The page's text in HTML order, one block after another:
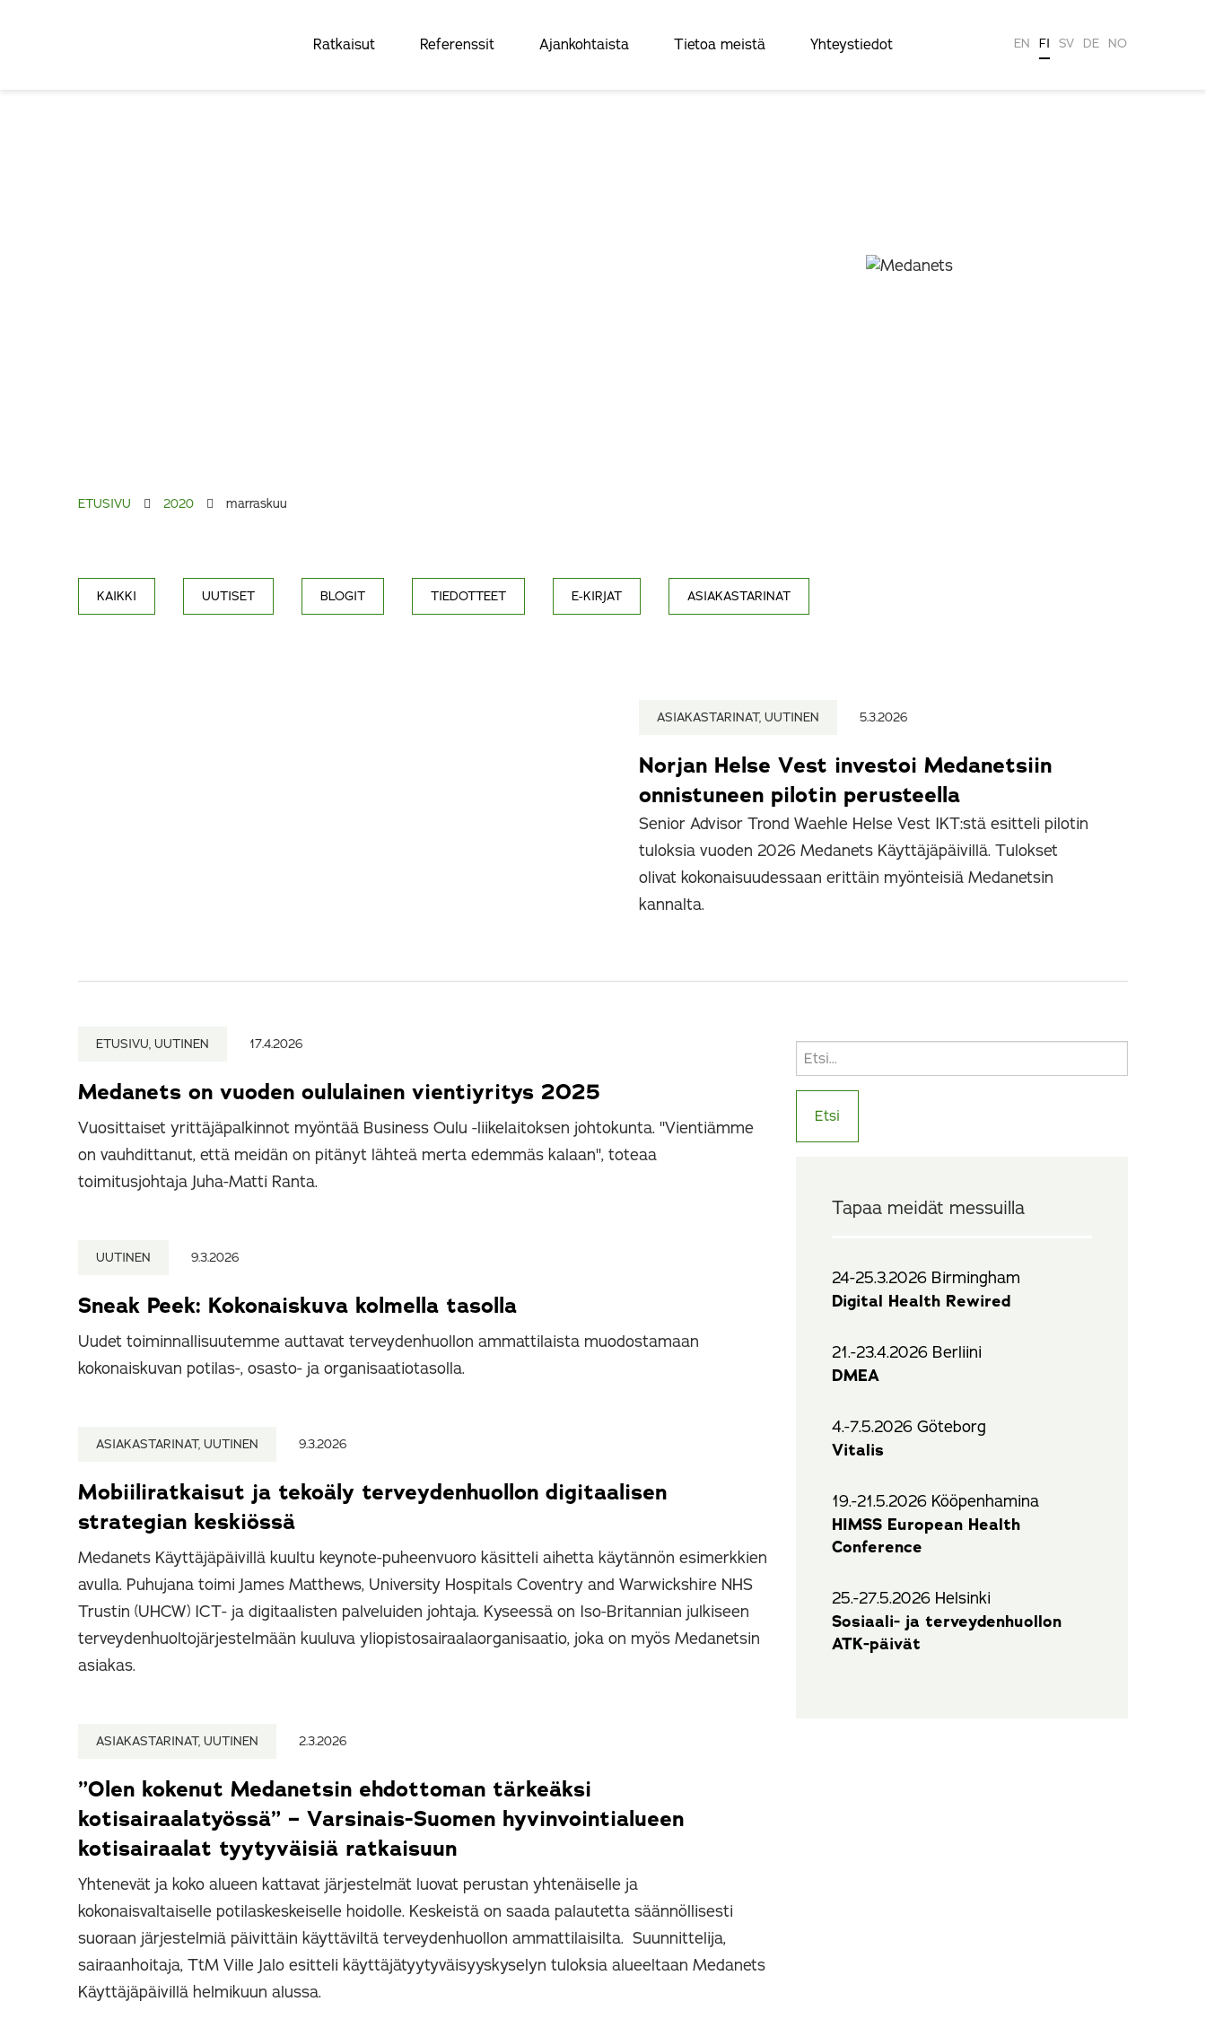
Ratkaisut Referenssit Ajankohtaista Tietoa meistä Yhteystiedot EN FI SV DE NO
ETUSIVU 2020 marraskuu
KAIKKI UUTISET BLOGIT TIEDOTTEET E-KIRJAT ASIAKASTARINAT
ASIAKASTARINAT, UUTINEN 5.3.2026
Norjan Helse Vest investoi Medanetsiin
onnistuneen pilotin perusteella
Senior Advisor Trond Waehle Helse Vest IKT:stä esitteli pilotin
tuloksia vuoden 2026 Medanets Käyttäjäpäivillä. Tulokset
olivat kokonaisuudessaan erittäin myönteisiä Medanetsin
kannalta.
ETUSIVU, UUTINEN 17.4.2026
Medanets on vuoden oululainen vientiyritys 2025
Vuosittaiset yrittäjäpalkinnot myöntää Business Oulu -liikelaitoksen johtokunta. "Vientiämme
on vauhdittanut, että meidän on pitänyt lähteä merta edemmäs kalaan", toteaa
toimitusjohtaja Juha-Matti Ranta.
UUTINEN 9.3.2026
Sneak Peek: Kokonaiskuva kolmella tasolla
Uudet toiminnallisuutemme auttavat terveydenhuollon ammattilaista muodostamaan
kokonaiskuvan potilas-, osasto- ja organisaatiotasolla.
ASIAKASTARINAT, UUTINEN 9.3.2026
Mobiiliratkaisut ja tekoäly terveydenhuollon digitaalisen
strategian keskiössä
Medanets Käyttäjäpäivillä kuultu keynote-puheenvuoro käsitteli aihetta käytännön esimerkkien
avulla. Puhujana toimi James Matthews, University Hospitals Coventry and Warwickshire NHS
Trustin (UHCW) ICT- ja digitaalisten palveluiden johtaja. Kyseessä on Iso-Britannian julkiseen
terveydenhuoltojärjestelmään kuuluva yliopistosairaalaorganisaatio, joka on myös Medanetsin
asiakas.
ASIAKASTARINAT, UUTINEN 2.3.2026
”Olen kokenut Medanetsin ehdottoman tärkeäksi
kotisairaalatyössä” – Varsinais-Suomen hyvinvointialueen
kotisairaalat tyytyväisiä ratkaisuun
Yhtenevät ja koko alueen kattavat järjestelmät luovat perustan yhtenäiselle ja
kokonaisvaltaiselle potilaskeskeiselle hoidolle. Keskeistä on saada palautetta säännöllisesti
suoraan järjestelmiä päivittäin käyttäviltä terveydenhuollon ammattilaisilta. Suunnittelija,
sairaanhoitaja, TtM Ville Jalo esitteli käyttäjätyytyväisyyskyselyn tuloksia alueeltaan Medanets
Käyttäjäpäivillä helmikuun alussa.
Tapaa meidät messuilla
24-25.3.2026 Birmingham
Digital Health Rewired
21.-23.4.2026 Berliini
DMEA
4.-7.5.2026 Göteborg
Vitalis
19.-21.5.2026 Kööpenhamina
HIMSS European Health
Conference
25.-27.5.2026 Helsinki
Sosiaali- ja terveydenhuollon
ATK-päivät